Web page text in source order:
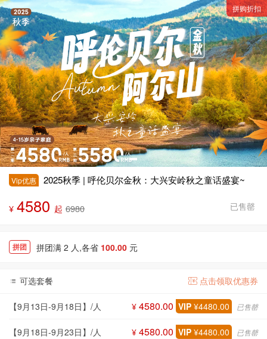
拼购折扣
Vip优惠 2025秋季 | 呼伦贝尔金秋：大兴安岭秋之童话盛宴~
¥ 4580 起 6980 已售罄
拼团 拼团满 2 人,各省 100.00 元
可选套餐 点击领取优惠券
【9月13日-9月18日】/人 ¥ 4580.00 VIP ¥4480.00 已售罄
【9月18日-9月23日】/人 ¥ 4580.00 VIP ¥4480.00 已售罄